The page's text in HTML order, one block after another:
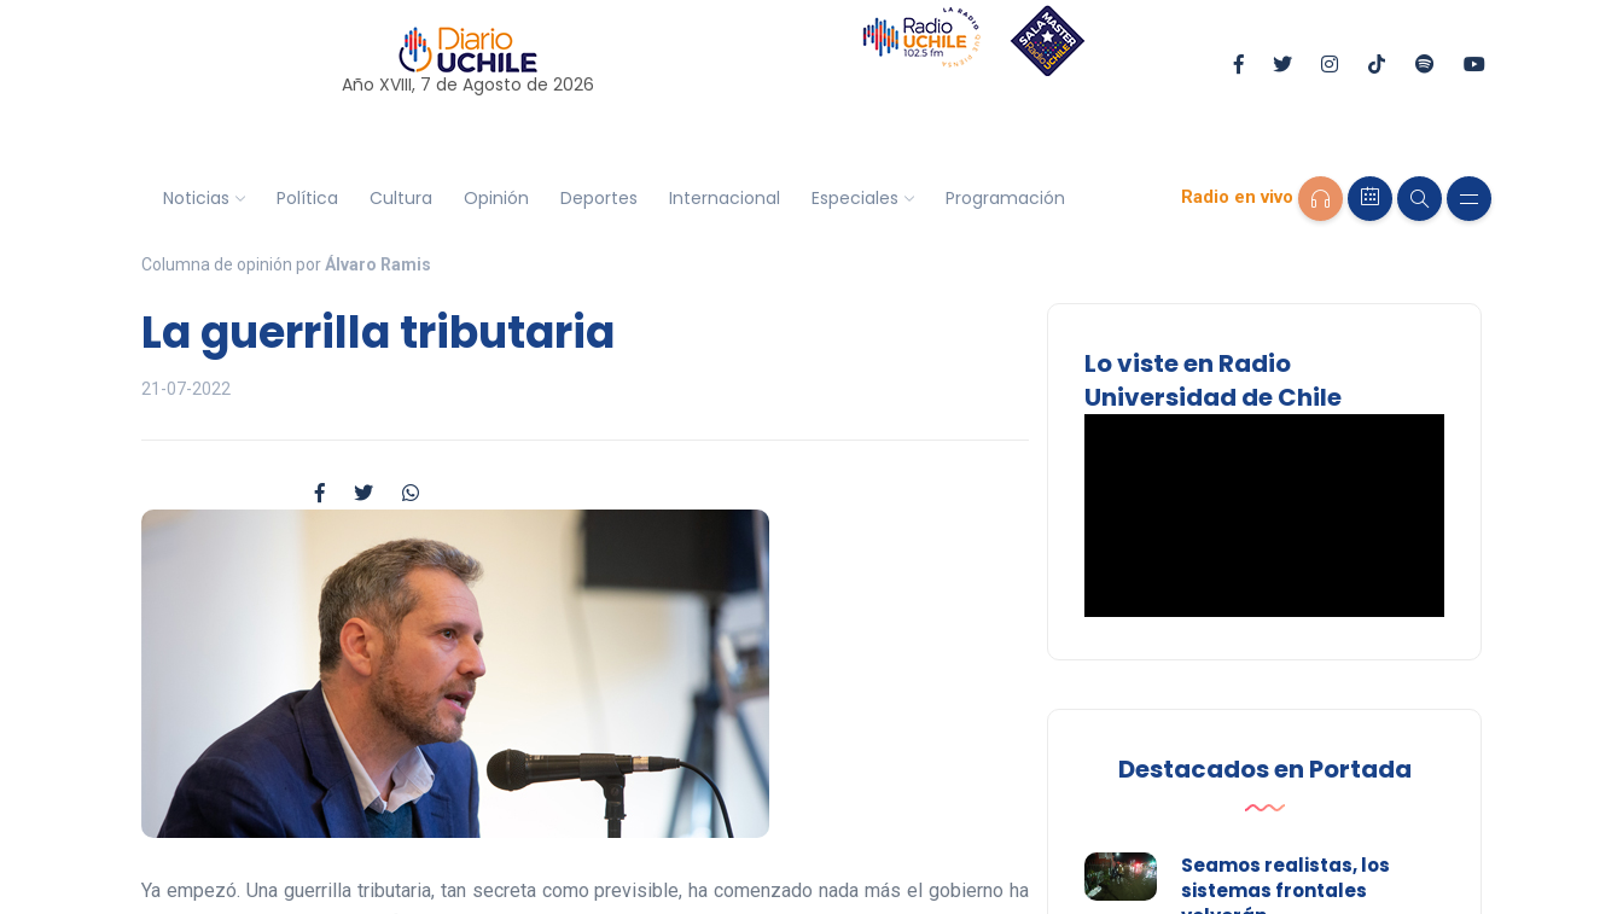
Año XVIII, 7 de Agosto de 2026
Noticias Política Cultura Opinión Deportes Internacional Especiales Programación Radio en vivo
Columna de opinión porÁlvaro Ramis
La guerrilla tributaria
21-07-2022
Ya empezó. Una guerrilla tributaria, tan secreta como previsible, ha comenzado nada más el gobierno ha
Lo viste en Radio
Universidad de Chile
Destacados en Portada
Seamos realistas, los
sistemas frontales